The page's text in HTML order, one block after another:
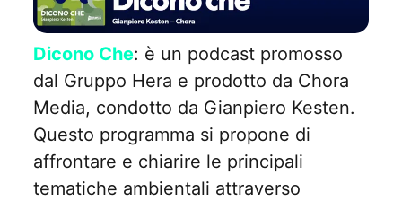
Dicono Che: è un podcast promosso
dal Gruppo Hera e prodotto da Chora
Media, condotto da Gianpiero Kesten.
Questo programma si propone di
affrontare e chiarire le principali
tematiche ambientali attraverso